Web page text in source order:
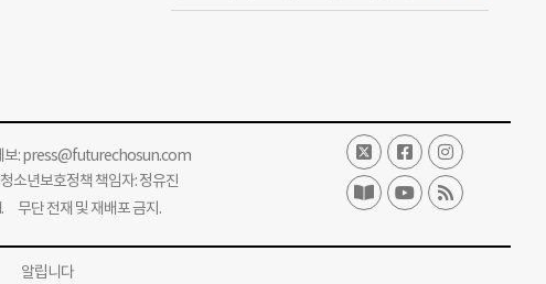
:press@futurechosun.com
년보호정책 책임자: 정유진
단 전재 및 재배포 금지.
알립니다